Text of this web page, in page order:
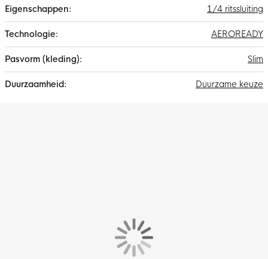
1/4 ritssluiting
AEROREADY
Slim
Duurzame keuze